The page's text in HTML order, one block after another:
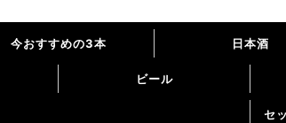
今おすすめの3本 日本酒
ビール
セ